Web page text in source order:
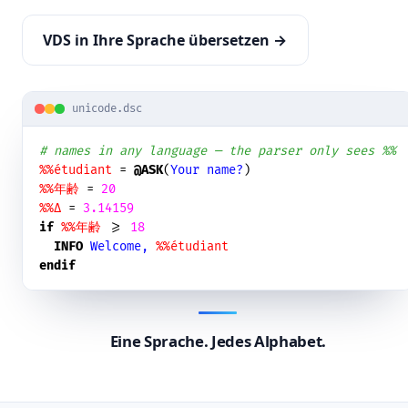
VDS in Ihre Sprache übersetzen →
unicode.dsc
# names in any language — the parser only sees %%
%%étudiant = @ASK(Your name?
%%年齢 = 20
%%Δ = 3.14159
if %%年齢 >= 18
INFO Welcome, %%étudiant
endif
Eine Sprache. Jedes Alphabet.